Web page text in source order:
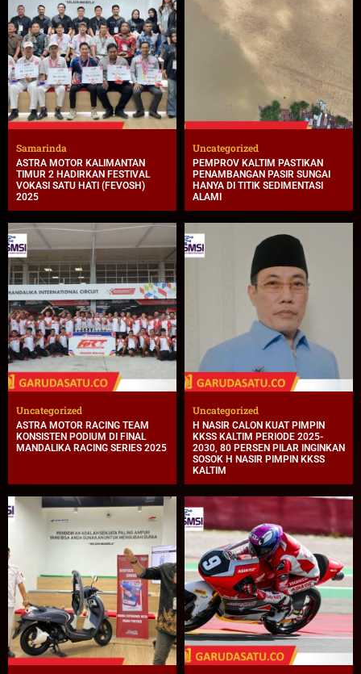
Samarinda
ASTRA MOTOR KALIMANTAN
TIMUR 2 HADIRKAN FESTIVAL
VOKASI SATU HATI (FEVOSH)
2025
Uncategorized
PEMPROV KALTIM PASTIKAN
PENAMBANGAN PASIR SUNGAI
HANYA DI TITIK SEDIMENTASI
ALAMI
Uncategorized
ASTRA MOTOR RACING TEAM
KONSISTEN PODIUM DI FINAL
MANDALIKA RACING SERIES 2025
Uncategorized
H NASIR CALON KUAT PIMPIN
KKSS KALTIM PERIODE 2025-
2030, 80 PERSEN PILAR INGINKAN
SOSOK H NASIR PIMPIN KKSS
KALTIM